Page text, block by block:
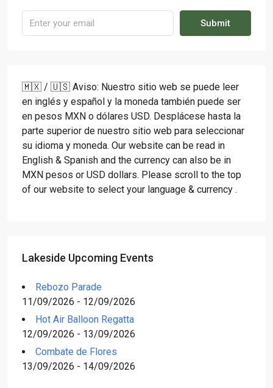
Submit
🇲🇽 / 🇺🇸 Aviso: Nuestro sitio web se puede leer
en inglés y español y la moneda también puede ser
en pesos MXN o dólares USD. Desplácese hasta la
parte superior de nuestro sitio web para seleccionar
su idioma y moneda. Our website can be read in
English & Spanish and the currency can also be in
MXN pesos or USD dollars. Please scroll to the top
of our website to select your language & currency .
Lakeside Upcoming Events
Rebozo Parade
11/09/2026 - 12/09/2026
Hot Air Balloon Regatta
12/09/2026 - 13/09/2026
Combate de Flores
13/09/2026 - 14/09/2026